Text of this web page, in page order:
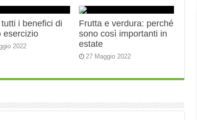
i benefici di
esercizio
2022
Frutta e verdura: perché
sono così importanti in
estate
27 Maggio 2022